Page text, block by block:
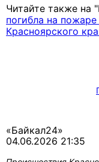
Читайте также на
погибла на
Красноярского
«Байкал24»
04.06.2026 21:35